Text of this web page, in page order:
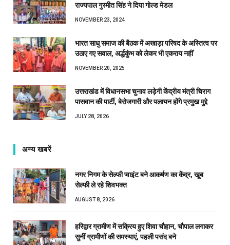
राज्यपाल गुरमीत सिंह ने दिया गोल्ड मेडल
NOVEMBER 23, 2024
भारत साधु समाज की बैठक में अखाड़ा परिषद के अस्तित्व पर
उठाए गए सवाल, अर्द्धकुंभ को लेकर भी एकराय नहीं
NOVEMBER 20, 2025
उत्तराखंड में विधानसभा चुनाव लड़ेगी केंद्रीय मंत्री चिराग
पासवान की पार्टी, बेरोजगारी और पलायन होंगे प्रमुख मुद्दे
JULY 28, 2026
अन्य खबरें
नगर निगम के सेल्फी प्वाइंट बने आकर्षण का केंद्र, खूब
सेल्फी ले रहे शिवभक्त
AUGUST 8, 2026
हरिद्वार ग्रामीण में सक्रिय हुए शिवा चौहान, चौपाल लगाकर
सुनीं ग्रामीणों की समस्याएं, पहली पसंद बने